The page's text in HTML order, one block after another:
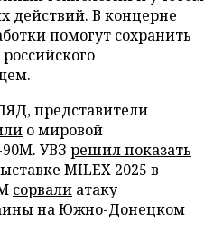
действий. В концерне
помогут сохранить
представители
о мировой
УВЗ решил показать
MILEX 2025 в
сорвали атаку
на Южно-Донецком